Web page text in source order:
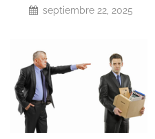
septiembre 22, 2025